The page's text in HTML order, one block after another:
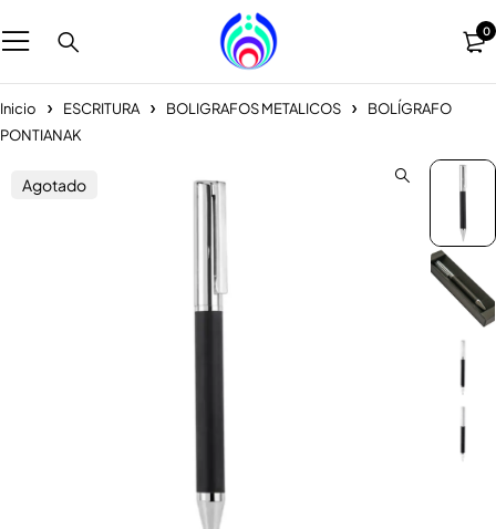
0
Inicio ESCRITURA BOLIGRAFOS METALICOS
BOLÍGRAFO
PONTIANAK
Agotado